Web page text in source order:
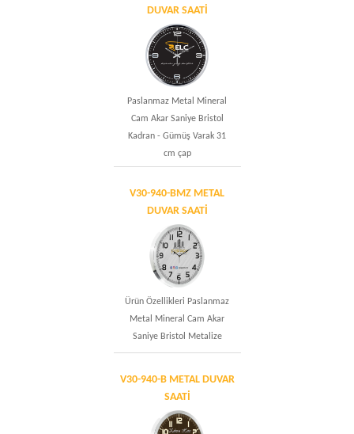
DUVAR SAATİ
Paslanmaz Metal Mineral
Cam Akar Saniye Bristol
Kadran - Gümüş Varak 31
cm çap
V30-940-BMZ METAL
DUVAR SAATİ
Ürün Özellikleri Paslanmaz
Metal Mineral Cam Akar
Saniye Bristol Metalize
V30-940-B METAL DUVAR
SAATİ